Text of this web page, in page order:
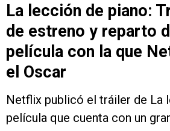
La lección de piano:
de estreno y reparto
película con la que
el Oscar
Netflix publicó el tráiler de La
película que cuenta con un